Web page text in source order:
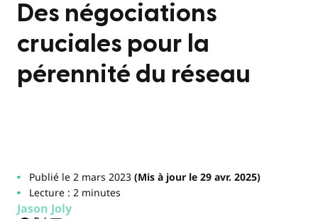
Des négociations
cruciales pour la
pérennité du réseau
Publié le 2 mars 2023(Mis à jour le 29 avr. 2025)
Lecture : 2 minutes
Jason Joly